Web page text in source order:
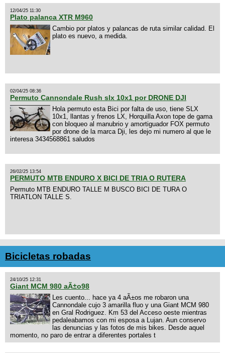
12/04/25 11:30
Plato palanca XTR M960
Cambio por platos y palancas de ruta similar calidad. El
plato es nuevo, a medida.
02/04/25 08:36
Permuto Cannondale Rush slx 10x1 por DRONE DJI
Hola permuto esta Bici por falta de uso, tiene SLX
10x1, llantas y frenos LX, Horquilla Axon tope de gama
con bloqueo al manubrio y amortiguador FOX permuto
por drone de la marca Dji, les dejo mi numero al que le
interesa 3434568861 saludos
26/02/25 13:54
PERMUTO MTB ENDURO X BICI DE TRIA O RUTERA
Permuto MTB ENDURO TALLE M BUSCO BICI DE TURA O
TRIATLON TALLE S.
Bicicletas robadas
24/10/25 12:31
Giant MCM 980 aÃ±o98
Les cuento... hace ya 4 aÃ±os me robaron una
Cannondale cujo 3 amarilla fluo y una Giant MCM 980
en Gral Rodriguez. Km 53 del Acceso oeste mientras
pedaleabamos con mi esposa a Lujan. Aun conservo
las denuncias y las fotos de mis bikes. Desde aquel
momento, no paro de entrar a diferentes portales t